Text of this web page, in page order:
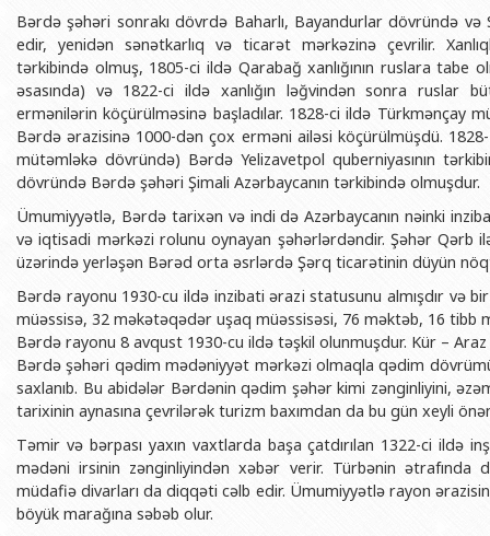
Bərdə şəhəri sonrakı dövrdə Baharlı, Bayandurlar dövründə
edir, yenidən sənətkarlıq və ticarət mərkəzinə çevrilir.
tərkibində olmuş, 1805-ci ildə Qarabağ xanlığının ruslara tabe
əsasında) və 1822-ci ildə xanlığın ləğvindən sonra ruslar
ermənilərin köçürülməsinə başladılar. 1828-ci ildə Türkmənçay
Bərdə ərazisinə 1000-dən çox erməni ailəsi köçürülmüşdü.
mütəmləkə dövründə) Bərdə Yelizavetpol quberniyasının
dövründə Bərdə şəhəri Şimali Azərbaycanın tərkibində olmuşdur.
Ümumiyyətlə, Bərdə tarixən və indi də Azərbaycanın nəinki
və iqtisadi mərkəzi rolunu oynayan şəhərlərdəndir. Şəhər Qərb
üzərində yerləşən Bərəd orta əsrlərdə Şərq ticarətinin düyün
Bərdə rayonu 1930-cu ildə inzibati ərazi statusunu almışdır və
müəssisə, 32 məkətəqədər uşaq müəssisəsi, 76 məktəb, 16 tibb
Bərdə rayonu 8 avqust 1930-cu ildə təşkil olunmuşdur. Kür – Araz
Bərdə şəhəri qədim mədəniyyət mərkəzi olmaqla qədim
saxlanıb. Bu abidələr Bərdənin qədim şəhər kimi zənginliyini,
tarixinin aynasına çevrilərək turizm baxımdan da bu gün xeyli
Təmir və bərpası yaxın vaxtlarda başa çatdırılan 1322-ci ildə
mədəni irsinin zənginliyindən xəbər verir. Türbənin ətrafında
müdafiə divarları da diqqəti cəlb edir. Ümumiyyətlə rayon
böyük marağına səbəb olur.